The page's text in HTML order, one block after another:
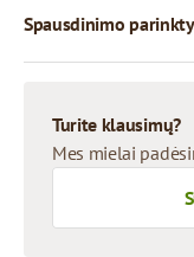
Spausdinimo
Turite klausimų?
Mes mielai